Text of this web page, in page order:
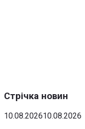
Стрічка новин
10.08.202610.08.2026